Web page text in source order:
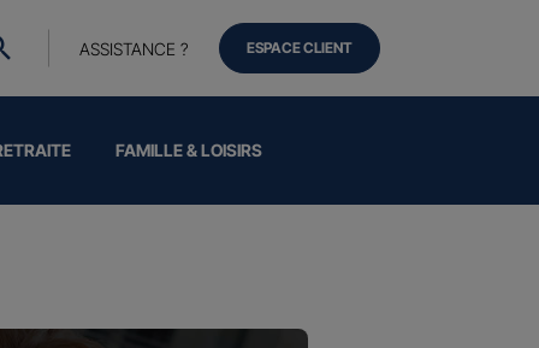
FAMILLE & LOISIRS
ASSISTANCE ? ESPACE CLIENT